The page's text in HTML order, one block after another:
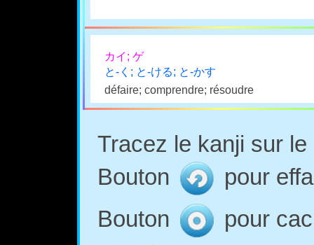
カイ; ゲ
と-く; と-ける; と-かす
défaire; comprendre; résoudre
Tracez le kanji sur
Bouton
pour
Bouton
pour